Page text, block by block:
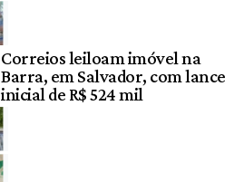
Correios leiloam imóvel na
Barra, em Salvador, com lance
inicial de R$ 524 mil